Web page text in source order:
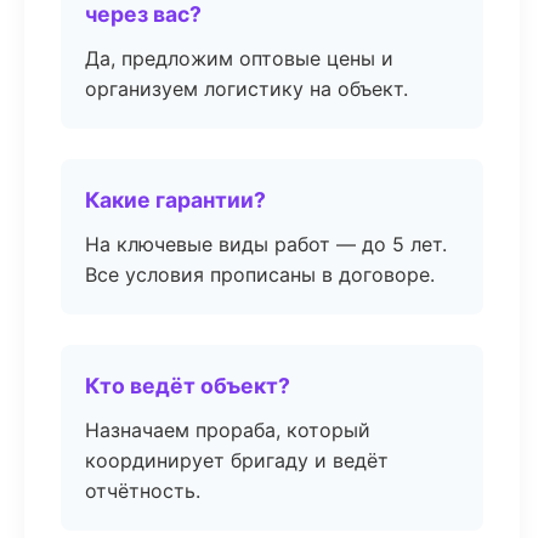
через вас?
Да, предложим оптовые цены и
организуем логистику на объект.
Какие гарантии?
На ключевые виды работ — до 5 лет.
Все условия прописаны в договоре.
Кто ведёт объект?
Назначаем прораба, который
координирует бригаду и ведёт
отчётность.